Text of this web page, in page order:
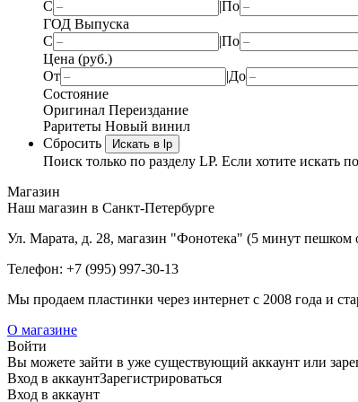
С
|По
ГОД Выпуска
С
|По
Цена (руб.)
От
|До
Состояние
Оригинал Переиздание
Раритеты Новый винил
Сбросить
Искать в lp
Поиск только по разделу LP. Если хотите искать
Магазин
Наш магазин в Санкт-Петербурге
Ул. Марата, д. 28, магазин "Фонотека" (5 минут
Телефон: +7 (995) 997-30-13
Мы продаем пластинки через интернет c 2008 года и
О магазине
Войти
Вы можете зайти в уже существующий аккаунт или
Вход в аккаунтЗарегистрироваться
Вход в аккаунт